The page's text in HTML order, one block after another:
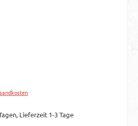
Lieferzeit 1-3 Tage